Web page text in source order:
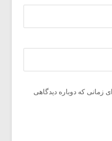
زمانی که دوباره دیدگاهی